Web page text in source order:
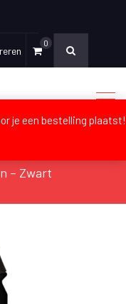
je een bestelling plaatst!
0
– Zwart